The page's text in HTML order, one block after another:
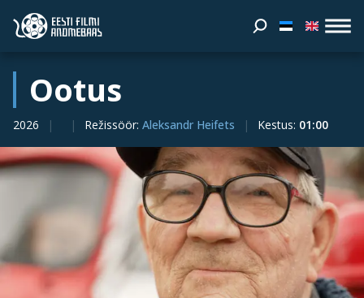
Ootus
2026 Režissöör: Aleksandr Heifets Kestus: 01:00